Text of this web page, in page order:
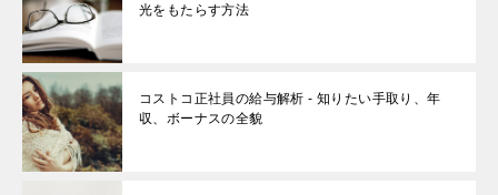
光をもたらす方法
コストコ正社員の給与解析 - 知りたい手取り、年
収、ボーナスの全貌